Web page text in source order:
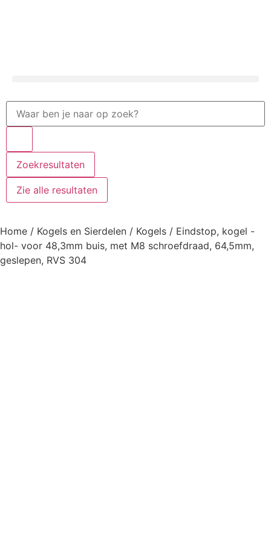
Zoekresultaten
Zie alle resultaten
Home / Kogels en Sierdelen / Kogels / Eindstop, kogel -
hol- voor 48,3mm buis, met M8 schroefdraad, 64,5mm,
geslepen, RVS 304